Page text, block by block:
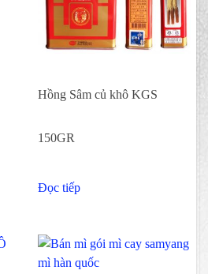
Hồng Sâm củ khô KGS
150GR
Đọc tiếp